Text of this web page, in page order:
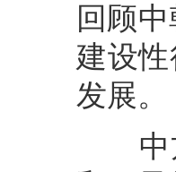
回顾
建设
发展。
中方